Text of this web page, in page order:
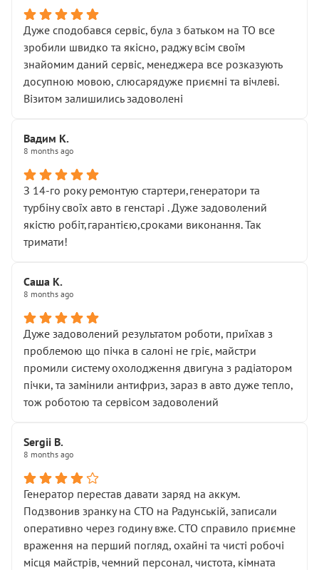
Дуже сподобався сервіс, була з батьком на ТО все
зробили швидко та якісно, раджу всім своїм
знайомим даний сервіс, менеджера все розказують
досупною мовою, слюсарядуже приємні та вічлеві.
Візитом залишились задоволені
Вадим К.
8 months ago
З 14-го року ремонтую стартери,генератори та
турбіну своїх авто в генстарі . Дуже задоволений
якістю робіт,гарантією,сроками виконання. Так
тримати!
Саша К.
8 months ago
Дуже задоволений результатом роботи, приїхав з
проблемою що пічка в салоні не гріє, майстри
промили систему охолодження двигуна з радіатором
пічки, та замінили антифриз, зараз в авто дуже тепло,
тож роботою та сервісом задоволений
Sergii B.
8 months ago
Генератор перестав давати заряд на аккум.
Подзвонив зранку на СТО на Радунській, записали
оперативно через годину вже. СТО справило приємне
враження на перший погляд, охайні та чисті робочі
місця майстрів, чемний персонал, чистота, кімната